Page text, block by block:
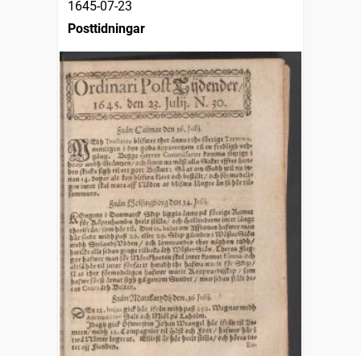
1645-07-23
Posttidningar